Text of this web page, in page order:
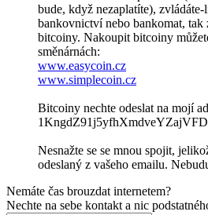
bude, když nezaplatíte),
bankovnictví nebo bankomat, tak
bitcoiny. Nakoupit bitcoiny
směnárnách:
www.easycoin.cz
www.simplecoin.cz
Bitcoiny nechte odeslat na mojí
Nesnažte se se mnou spojit,
odeslaný z vašeho emailu.
Nemáte čas brouzdat internetem?
Nechte na sebe kontakt a nic